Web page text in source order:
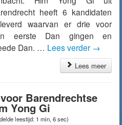
heeft 6 kandidaten
waarvan er drie voor
eerste Dan gingen en
Dan. … Lees verder →
Lees meer
Barendrechtse
Yong Gi
leestijd: 1 min, 6 sec)